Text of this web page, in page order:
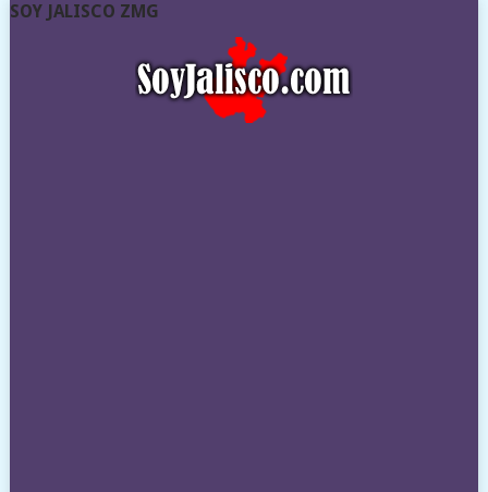
SOY JALISCO ZMG